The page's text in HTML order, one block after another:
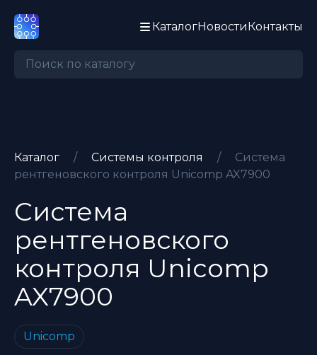
КаталогНовостиКонтакты
Каталог / Системы контроля /
Система
рентгеновского контроля Unicomp AX7900
Система
рентгеновского
контроля Unicomp
AX7900
Unicomp